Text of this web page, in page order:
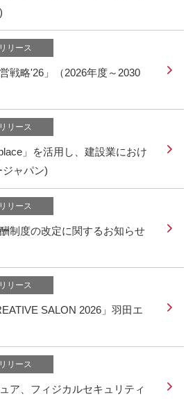
リリース
戦略'26」（2026年度～2030
リリース
」を活用し、建設業におけ
ャパン)
リリース
制度の改定に関するお知らせ
リリース
SALON 2026」羽田エ
リリース
ア、フィジカルセキュリティ